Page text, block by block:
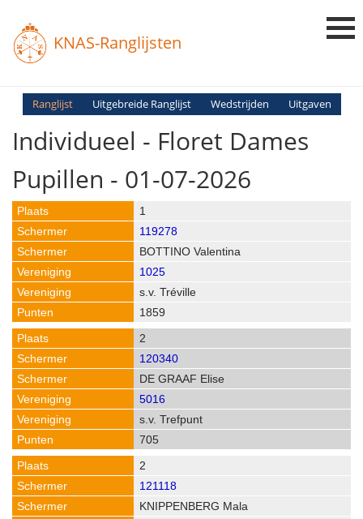
KNAS-Ranglijsten
Login
Ranglijst Uitgebreide Ranglijst Wedstrijden Uitgaven
Individueel - Floret Dames
Pupillen - 01-07-2026
1
119278
BOTTINO Valentina
1025
s.v. Tréville
1859
2
120340
DE GRAAF Elise
5016
s.v. Trefpunt
705
2
121118
KNIPPENBERG Mala